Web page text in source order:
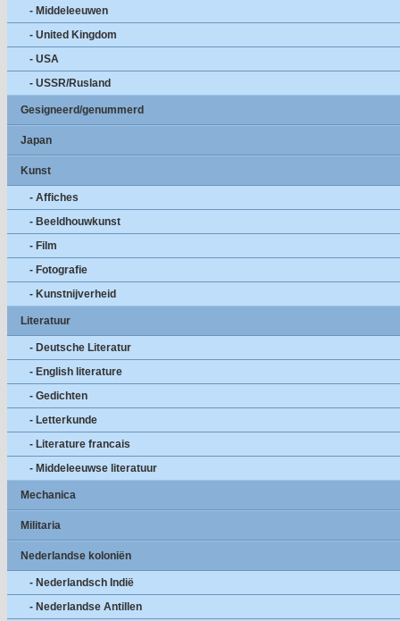
- Middeleeuwen
- United Kingdom
- USA
- USSR/Rusland
Gesigneerd/genummerd
Japan
Kunst
- Affiches
- Beeldhouwkunst
- Film
- Fotografie
- Kunstnijverheid
Literatuur
- Deutsche Literatur
- English literature
- Gedichten
- Letterkunde
- Literature francais
- Middeleeuwse literatuur
Mechanica
Militaria
Nederlandse koloniën
- Nederlandsch Indië
- Nederlandse Antillen